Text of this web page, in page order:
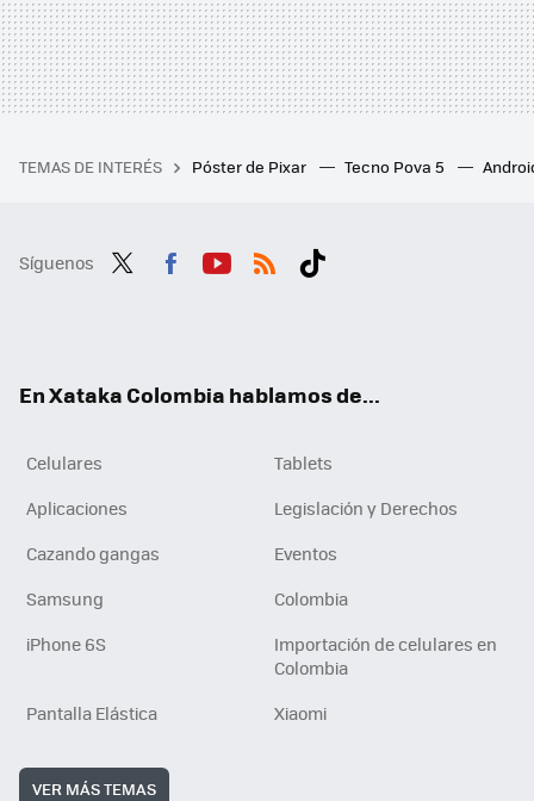
TEMAS DE INTERÉS Póster de Pixar Tecno Pova 5
Síguenos
En Xataka Colombia hablamos de...
Celulares
Tablets
Aplicaciones
Legislación y Derechos
Cazando gangas
Eventos
Samsung
Colombia
iPhone 6S
Importación de celulares en
Colombia
Pantalla Elástica
Xiaomi
VER MÁS TEMAS